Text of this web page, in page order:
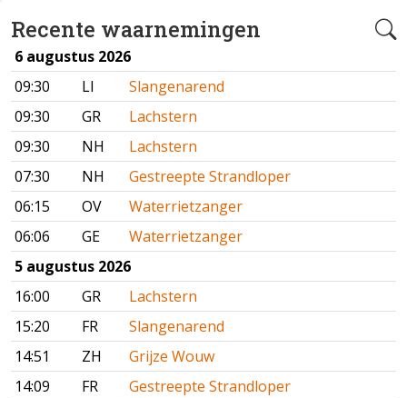
Recente waarnemingen
6 augustus 2026
09:30
LI
Slangenarend
09:30
GR
Lachstern
09:30
NH
Lachstern
07:30
NH
Gestreepte Strandloper
06:15
OV
Waterrietzanger
06:06
GE
Waterrietzanger
5 augustus 2026
16:00
GR
Lachstern
15:20
FR
Slangenarend
14:51
ZH
Grijze Wouw
14:09
FR
Gestreepte Strandloper